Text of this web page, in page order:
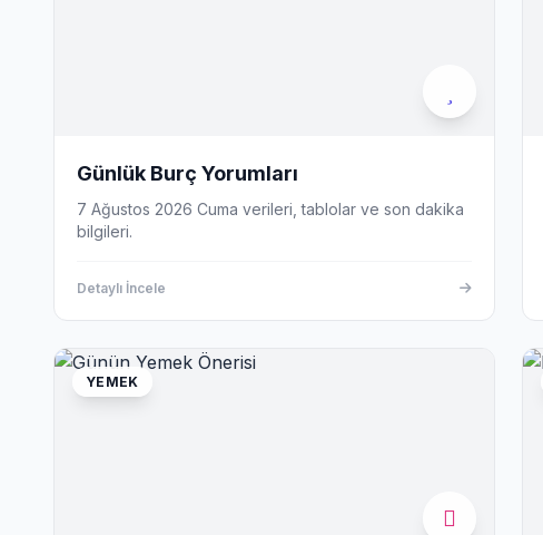
Günlük Burç Yorumları
7 Ağustos 2026 Cuma verileri, tablolar ve son dakika
bilgileri.
Detaylı İncele
YEMEK